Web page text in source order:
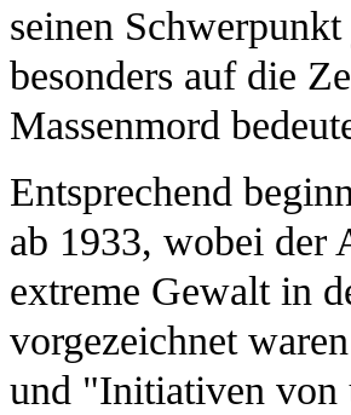
seinen
besonders auf die
Massenmord
Entsprechend
ab 1933, wobei der
extreme Gewalt in
vorgezeichnet
und "Initiativen von